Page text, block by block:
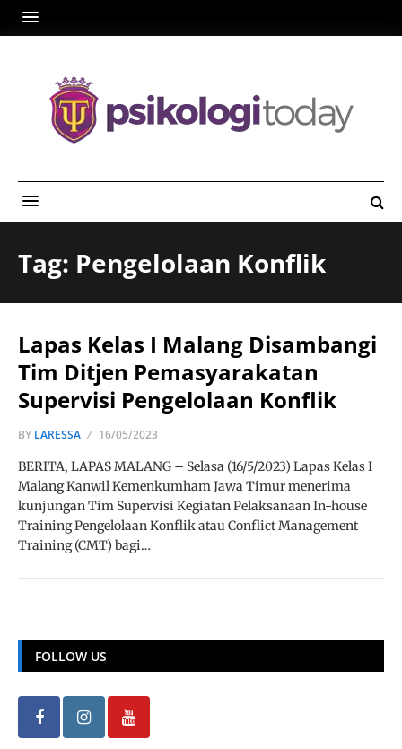
Tag: Pengelolaan Konflik
Lapas Kelas I Malang Disambangi
Tim Ditjen Pemasyarakatan
Supervisi Pengelolaan Konflik
BY LARESSA 16/05/2023
BERITA, LAPAS MALANG – Selasa (16/5/2023) Lapas Kelas I
Malang Kanwil Kemenkumham Jawa Timur menerima
kunjungan Tim Supervisi Kegiatan Pelaksanaan In-house
Training Pengelolaan Konflik atau Conflict Management
Training (CMT) bagi…
FOLLOW US